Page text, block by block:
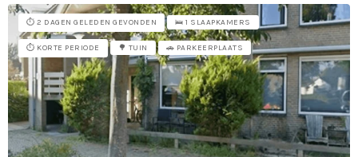
⏱️ 2 DAGEN GELEDEN GEVONDEN 🛌 1 SLAAPKAMERS
⏱️ KORTE PERIODE 🌳 TUIN 🚗 PARKEERPLAATS